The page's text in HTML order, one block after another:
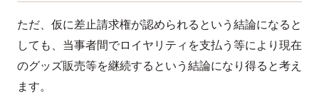
ただ、仮に差止請求権が認められるという結論になると
しても、当事者間でロイヤリティを支払う等により現在
のグッズ販売等を継続するという結論になり得ると考え
ます。